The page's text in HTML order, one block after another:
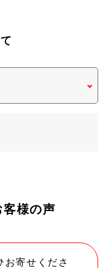
客様の声
お寄せくださ